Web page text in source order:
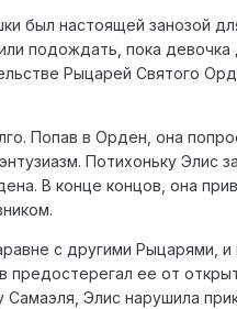
был настоящей занозой
подождать, пока
Рыцарей Святого
Попав в Орден, она
Потихоньку Элис
В конце концов, она
с другими Рыцарями,
ее от
Элис нарушила